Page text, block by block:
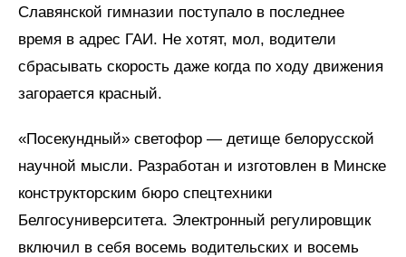
Славянской гимназии поступало в последнее
время в адрес ГАИ. Не хотят, мол, водители
сбрасывать скорость даже когда по ходу движения
загорается красный.
«Посекундный» светофор — детище белорусской
научной мысли. Разработан и изготовлен в Минске
конструкторским бюро спецтехники
Белгосуниверситета. Электронный регулировщик
включил в себя восемь водительских и восемь